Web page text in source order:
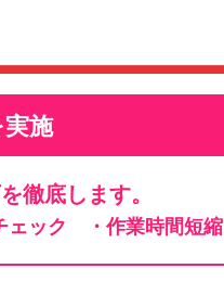
施
徹底します。
ェック ・作業時間短縮